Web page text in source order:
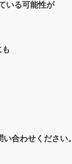
いる可能性が
合わせください。